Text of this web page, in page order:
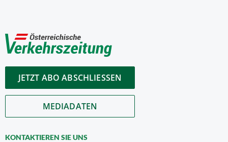
JETZT ABO ABSCHLIESSEN
MEDIADATEN
KONTAKTIEREN SIE UNS